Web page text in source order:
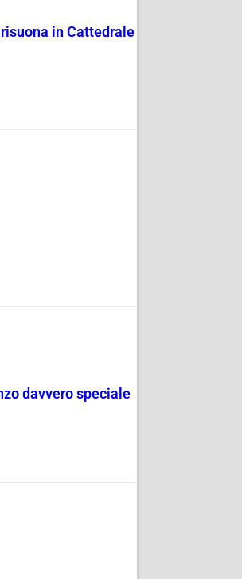
in Cattedrale
davvero speciale